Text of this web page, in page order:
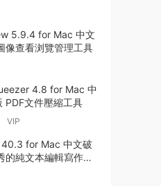
5.9.4 for Mac 中文
像查看浏覽管理工具
4.8 for Mac 中
PDF文件壓縮工具
VIP
40.3 for Mac 中文破
的純文本編輯寫作軟